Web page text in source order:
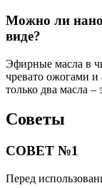
Можно ли
виде?
Эфирные масла в
чревато ожогами
только два масла
Советы
СОВЕТ №1
Перед